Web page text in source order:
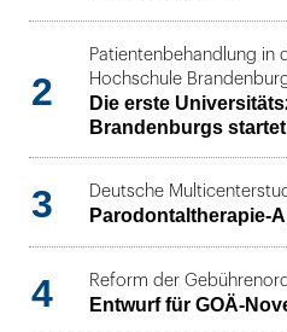
2
Patientenbehandlung in
Hochschule
Die erste
Brandenburgs
3 Deutsche
Parodontaltherapie-
4 Reform der
Entwurf für GOÄ-